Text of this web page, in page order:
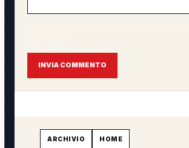
INVIA COMMENTO
ARCHIVIO HOME